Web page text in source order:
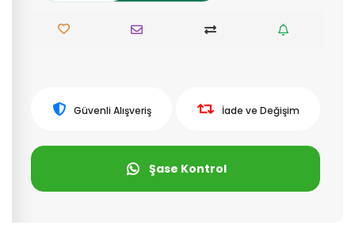
Güvenli Alışveriş İade ve Değişim
Şase Kontrol